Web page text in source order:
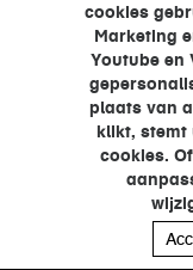
cookies
Marketing
Youtube en
plaats van
klikt, stemt
cookies.